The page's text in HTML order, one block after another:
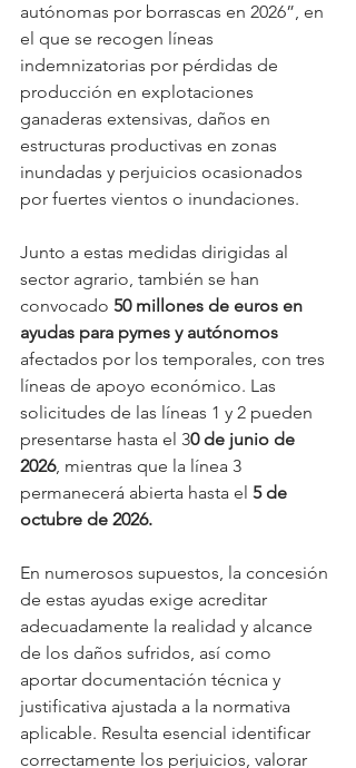
autónomas por borrascas en 2026”, en
el que se recogen líneas
indemnizatorias por pérdidas de
producción en explotaciones
ganaderas extensivas, daños en
estructuras productivas en zonas
inundadas y perjuicios ocasionados
por fuertes vientos o inundaciones.
Junto a estas medidas dirigidas al
sector agrario, también se han
convocado 50 millones de euros en
ayudas para pymes y autónomos
afectados por los temporales, con tres
líneas de apoyo económico. Las
solicitudes de las líneas 1 y 2 pueden
presentarse hasta el 30 de junio de
2026, mientras que la línea 3
permanecerá abierta hasta el 5 de
octubre de 2026.
En numerosos supuestos, la concesión
de estas ayudas exige acreditar
adecuadamente la realidad y alcance
de los daños sufridos, así como
aportar documentación técnica y
justificativa ajustada a la normativa
aplicable. Resulta esencial identificar
correctamente los perjuicios, valorar